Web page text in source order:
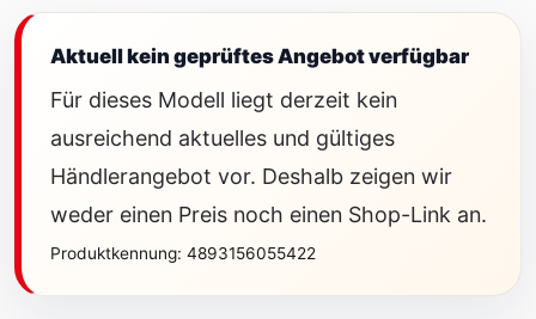
Aktuell kein geprüftes Angebot verfügbar
Für dieses Modell liegt derzeit kein
ausreichend aktuelles und gültiges
Händlerangebot vor. Deshalb zeigen wir
weder einen Preis noch einen Shop-Link an.
Produktkennung: 4893156055422